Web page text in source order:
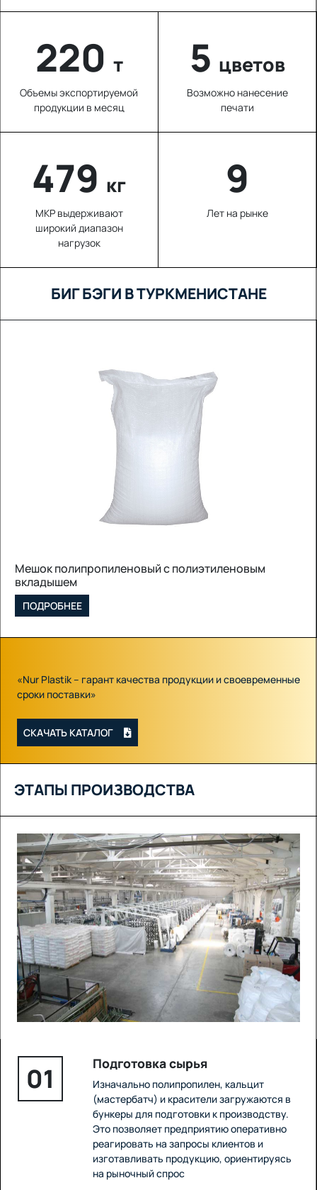
220 т
Объемы экспортируемой
продукции в месяц
5 цветов
Возможно нанесение
печати
660 кг
МКР выдерживают
широкий диапазон
нагрузок
9
Лет на рынке
БИГ БЭГИ В ТУРКМЕНИСТАНЕ
Мешок полипропиленовый с полиэтиленовым
вкладышем
ПОДРОБНЕЕ
«Nur Plastik – гарант качества продукции и своевременные
сроки поставки»
СКАЧАТЬ КАТАЛОГ
ЭТАПЫ ПРОИЗВОДСТВА
01 Подготовка сырья
Изначально полипропилен, кальцит
(мастербатч) и красители загружаются в
бункеры для подготовки к производству.
Это позволяет предприятию оперативно
реагировать на запросы клиентов и
изготавливать продукцию, ориентируясь
на рыночный спрос